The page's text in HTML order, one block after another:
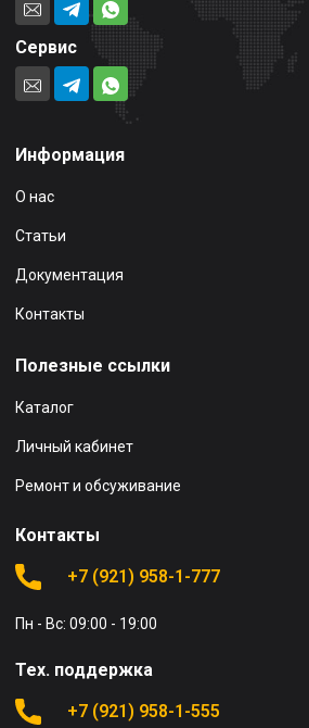
Сервис
Информация
О нас
Статьи
Документация
Контакты
Полезные ссылки
Каталог
Личный кабинет
Ремонт и обсуживание
Контакты
+7 (921) 958-1-777
Пн - Вс: 09:00 - 19:00
Тех. поддержка
+7 (921) 958-1-555